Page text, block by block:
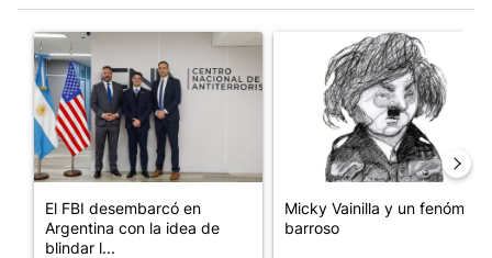
Un artículo de tendencia con el título "El FBI desembarcó en
El FBI desembarcó en
Argentina con la idea de
blindar l...
Un artículo de tendencia
Micky Vainilla y un fenómeno
barroso